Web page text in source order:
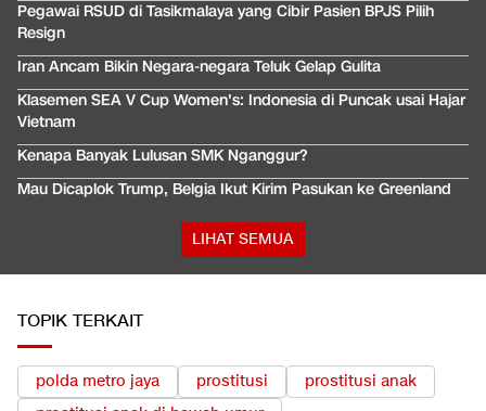
Pegawai RSUD di Tasikmalaya yang Cibir Pasien BPJS Pilih
Resign
Iran Ancam Bikin Negara-negara Teluk Gelap Gulita
Klasemen SEA V Cup Women's: Indonesia di Puncak usai Hajar
Vietnam
Kenapa Banyak Lulusan SMK Nganggur?
Mau Dicaplok Trump, Belgia Ikut Kirim Pasukan ke Greenland
LIHAT SEMUA
TOPIK TERKAIT
polda metro jaya prostitusi
prostitusi anak